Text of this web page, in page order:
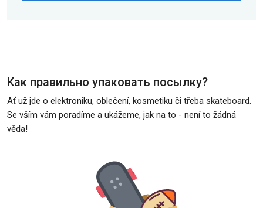
Как правильно упаковать посылку?
Ať už jde o elektroniku, oblečení, kosmetiku či třeba skateboard.
Se vším vám poradíme a ukážeme, jak na to - není to žádná
věda!